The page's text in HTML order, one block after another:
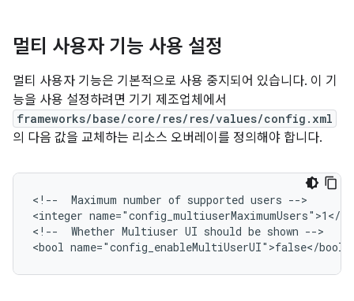
멀티 사용자 기능 사용 설정
멀티 사용자 기능은 기본적으로 사용 중지되어 있습니다. 이 기
능을 사용 설정하려면 기기 제조업체에서
frameworks/base/core/res/res/values/config.xml
의 다음 값을 교체하는 리소스 오버레이를 정의해야 합니다.
<!--  Maximum number of supported users -->
<integer name="config_multiuserMaximumUsers">1</
<!--  Whether Multiuser UI should be shown -->